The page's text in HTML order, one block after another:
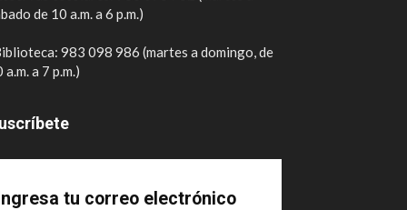
de 10 a.m. a 6 p.m.)
983 098 986 (martes a domingo, de
a.m. a 7 p.m.)
Ingresa tu correo electrónico